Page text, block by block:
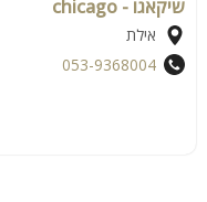
שיקאגו - chicago
אילת
053-9368004